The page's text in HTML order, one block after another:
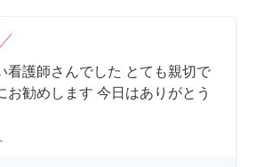
看護師さんでした とても親切で
お勧めします 今日はありがとう